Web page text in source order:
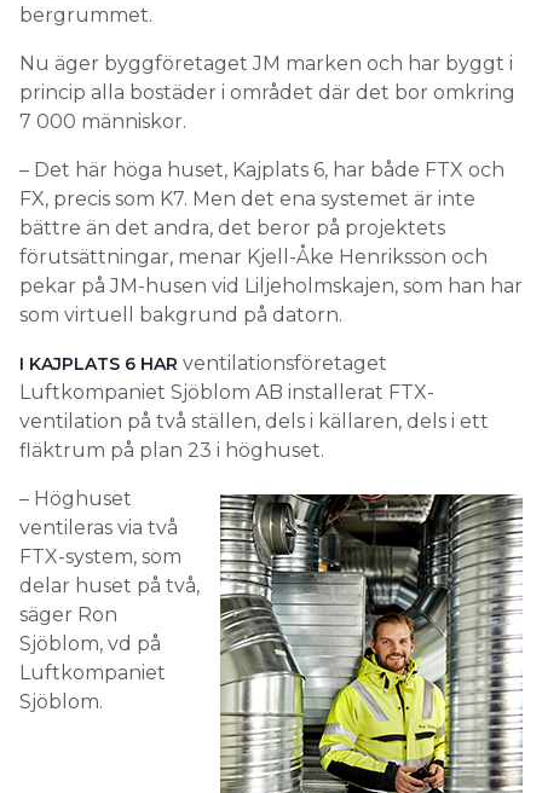
bergrummet.
Nu äger byggföretaget JM marken och har byggt i
princip alla bostäder i området där det bor omkring
7 000 människor.
– Det här höga huset, Kajplats 6, har både FTX och
FX, precis som K7. Men det ena systemet är inte
bättre än det andra, det beror på projektets
förutsättningar, menar Kjell-Åke Henriksson och
pekar på JM-husen vid Liljeholmskajen, som han har
som virtuell bakgrund på datorn.
I KAJPLATS 6 HAR ventilationsföretaget
Luftkompaniet Sjöblom AB installerat FTX-
ventilation på två ställen, dels i källaren, dels i ett
fläktrum på plan 23 i höghuset.
– Höghuset
ventileras via två
FTX-system, som
delar huset på två,
säger Ron
Sjöblom, vd på
Luftkompaniet
Sjöblom.